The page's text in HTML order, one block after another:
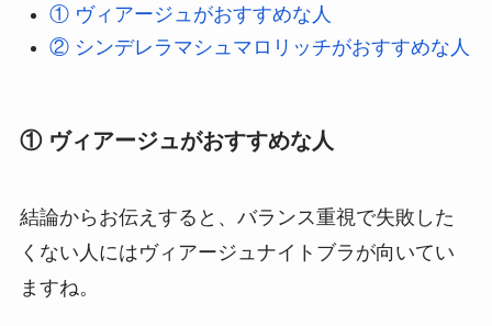
① ヴィアージュがおすすめな人
② シンデレラマシュマロリッチがおすすめな人
① ヴィアージュがおすすめな人
結論からお伝えすると、バランス重視で失敗した
くない人にはヴィアージュナイトブラが向いてい
ますね。